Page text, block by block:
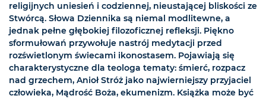
religijnych uniesień i codziennej, nieustającej bliskości ze
Stwórcą. Słowa Dziennika są niemal modlitewne, a
jednak pełne głębokiej filozoficznej refleksji. Piękno
sformułowań przywołuje nastrój medytacji przed
rozświetlonym świecami ikonostasem. Pojawiają się
charakterystyczne dla teologa tematy: śmierć, rozpacz
nad grzechem, Anioł Stróż jako najwierniejszy przyjaciel
człowieka, Mądrość Boża, ekumenizm. Książka może być